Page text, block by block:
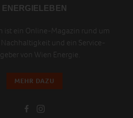
ENERGIELEBEN
ist ein Online-Magazin rund um
Nachhaltigkeit und ein Service-
von Wien Energie.
MEHR DAZU